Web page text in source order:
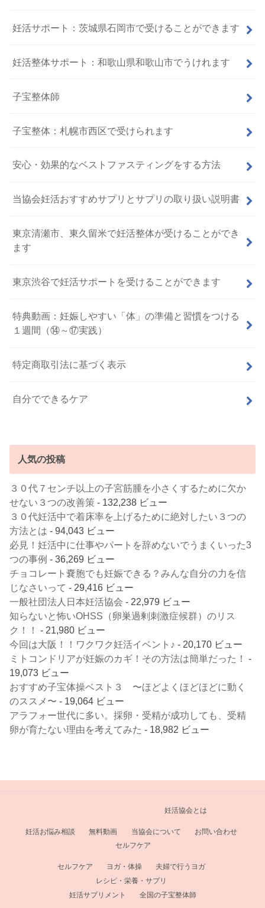
妊活サポート：茨城県石岡市で受けることができます
妊活整体サポート：和歌山県和歌山市でうけれます
子宝整体師
子宝整体：札幌市西区で受けられます
安心・効果的なベストファスティングをする方法
当協会妊活おすすめサプリとサプリの取り扱い説明書
東京清瀬市、東久留米で妊活整体が受けることができ
ます
東京渋谷で妊活サポートを受けることができます
特典動画：妊娠しやすい「体」の準備と習慣をつける
１週間（⑭～⑰実践）
特定商取引法に基づく表示
自分でできるケア
人気の投稿
３０代７センチ以上の子宮筋腫を小さくするために欠か
せない３つの改善策 - 132,238 ビュー
３０代妊活中で着床率を上げるために絶対したい３つの
方法とは - 94,043 ビュー
必見！妊活中に仕事やパートを辞めないでうまくいった3
つの事例 - 36,269 ビュー
チョコレート嚢胞でも妊娠できる？みんな自分の力を信
じなさいって - 29,416 ビュー
一般社団法人日本妊活協会 - 22,979 ビュー
知らないと怖いOHSS（卵巣過剰刺激症候群）のリス
ク！！
- 21,980 ビュー
今回は大阪！！ワクワク妊活イベント♪ - 20,170 ビュー
ミトコンドリアが妊娠のカギ！その方法は簡単だった！
-
19,073 ビュー
おすすめ子宝体操ベスト３ 〜ほどよくほどほどに動く
のススメ〜 - 19,064 ビュー
アラフォー世代に多い。採卵・受精が成功しても、受精
卵が育たない理由を考えてみた - 18,982 ビュー
妊活お悩み相談 無料動画
妊活協会とは
当協会について
お問い合わせ
セルフケア
セルフケア ヨガ・体操
夫婦で行うヨガ
レシピ・栄養・サプリ
妊活サプリメント
全国の子宝整体師